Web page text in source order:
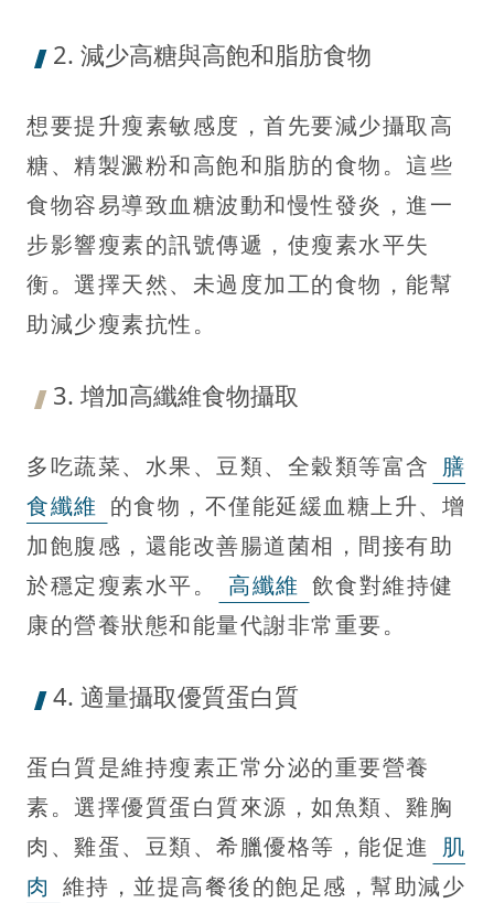
2. 減少高糖與高飽和脂肪食物
想要提升瘦素敏感度，首先要減少攝取高
糖、精製澱粉和高飽和脂肪的食物。這些
食物容易導致血糖波動和慢性發炎，進一
步影響瘦素的訊號傳遞，使瘦素水平失
衡。選擇天然、未過度加工的食物，能幫
助減少瘦素抗性。
3. 增加高纖維食物攝取
多吃蔬菜、水果、豆類、全穀類等富含 膳
食纖維 的食物，不僅能延緩血糖上升、增
加飽腹感，還能改善腸道菌相，間接有助
於穩定瘦素水平。
高纖維 飲食對維持健
康的營養狀態和能量代謝非常重要。
4. 適量攝取優質蛋白質
蛋白質是維持瘦素正常分泌的重要營養
素。選擇優質蛋白質來源，如魚類、雞胸
肉、雞蛋、豆類、希臘優格等，能促進
肌
肉 維持，並提高餐後的飽足感，幫助減少